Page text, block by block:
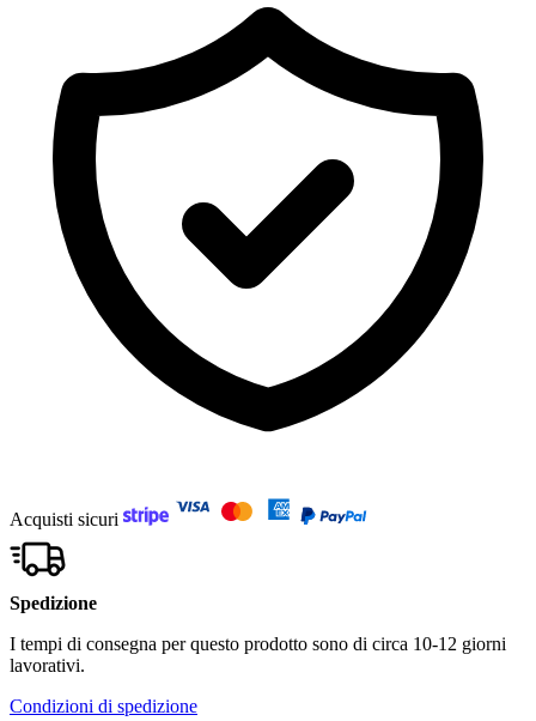
Acquisti sicuri
Spedizione
I tempi di consegna per questo prodotto sono di circa 10-12 giorni
lavorativi.
Condizioni di spedizione